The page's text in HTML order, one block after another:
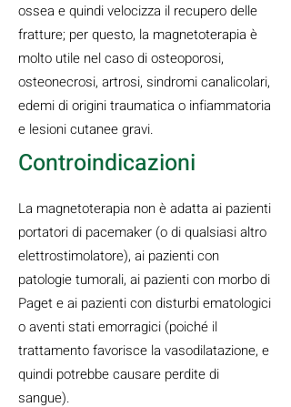
ossea e quindi velocizza il recupero delle
fratture; per questo, la magnetoterapia è
molto utile nel caso di osteoporosi,
osteonecrosi, artrosi, sindromi canalicolari,
edemi di origini traumatica o infiammatoria
e lesioni cutanee gravi.
Controindicazioni
La magnetoterapia non è adatta ai pazienti
portatori di pacemaker (o di qualsiasi altro
elettrostimolatore), ai pazienti con
patologie tumorali, ai pazienti con morbo di
Paget e ai pazienti con disturbi ematologici
o aventi stati emorragici (poiché il
trattamento favorisce la vasodilatazione, e
quindi potrebbe causare perdite di
sangue).